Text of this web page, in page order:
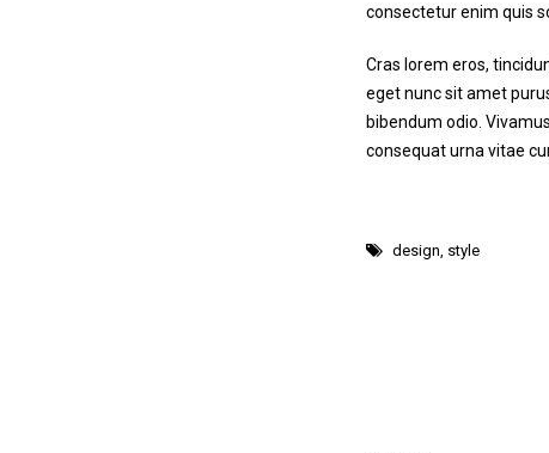
consectetur enim quis
Cras lorem eros,
eget nunc sit amet
bibendum odio.
consequat urna vitae
design, style